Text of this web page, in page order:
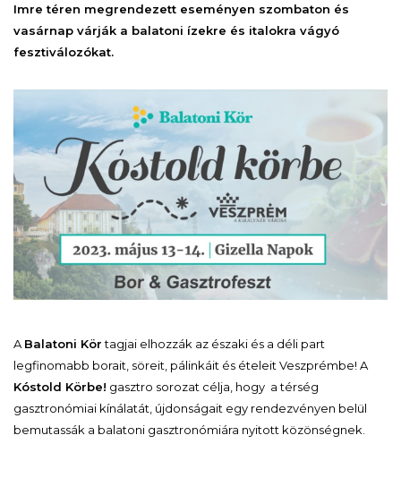
Imre téren megrendezett eseményen szombaton és
vasárnap várják a balatoni ízekre és italokra vágyó
fesztiválozókat.
A Balatoni Körtagjai elhozzák az északi és a déli part
legfinomabb borait, söreit, pálinkáit és ételeit Veszprémbe! A
Kóstold Körbe! gasztro sorozat célja, hogy a térség
gasztronómiai kínálatát, újdonságait egy rendezvényen belül
bemutassák a balatoni gasztronómiára nyitott közönségnek.